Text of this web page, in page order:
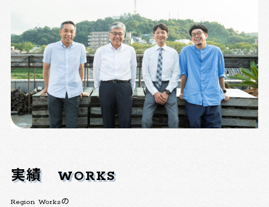
実績 WORKS
Region Worksの